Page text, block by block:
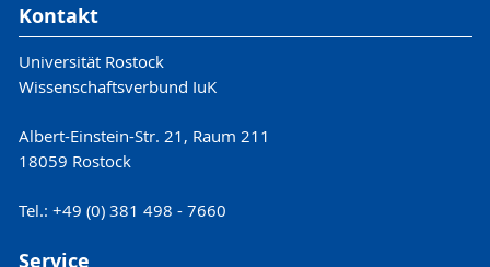
Kontakt
Universität Rostock
Wissenschaftsverbund IuK
Albert-Einstein-Str. 21, Raum 211
18059 Rostock
Tel.: +49 (0) 381 498 - 7660
Service